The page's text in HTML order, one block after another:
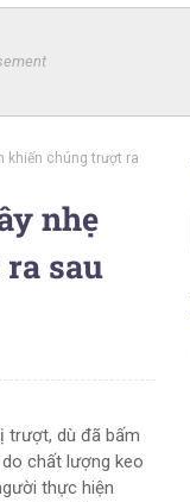
khiến chúng trượt ra
nhẹ
sau
trượt, dù đã bấm
chất lượng keo
thực hiện